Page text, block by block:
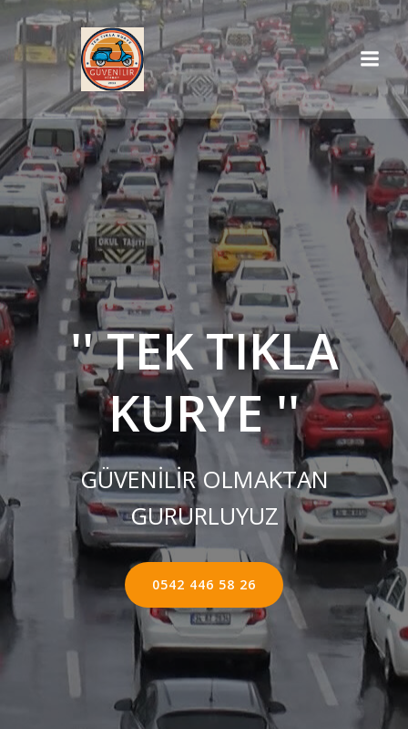
İçeriğe
geç
'' TEK TIKLA
KURYE ''
GÜVENİLİR OLMAKTAN
GURURLUYUZ
0542 446 58 26